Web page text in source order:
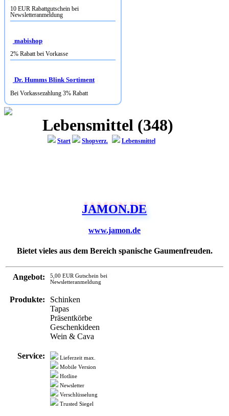
10 EUR Rabattgutschein bei
Newsletteranmeldung
mabishop
2% Rabatt bei Vorkasse
Dr. Humms Blink Sortiment
Bei Vorkassezahlung 3% Rabatt
Lebensmittel (348)
Start Shopverz. Lebensmittel
JAMON.DE
www.jamon.de
Bietet vieles aus dem Bereich spanische Gaumenfreuden.
Angebot:
5,00 EUR Gutschein bei
Newsletteranmeldung
Produkte:
Schinken
Tapas
Präsentkörbe
Geschenkideen
Wein & Cava
Service:
Lieferzeit max.
Mobile Version
Hotline
Newsletter
Verschlüsselung
Trusted Siegel